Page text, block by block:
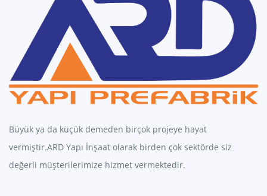
Büyük ya da küçük demeden birçok projeye hayat
vermiştir.ARD Yapı İnşaat olarak birden çok sektörde siz
değerli müşterilerimize hizmet vermektedir.